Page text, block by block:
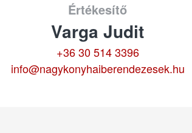
Értékesítő
Varga Judit
+36 30 514 3396
info@nagykonyhaiberendezesek.hu